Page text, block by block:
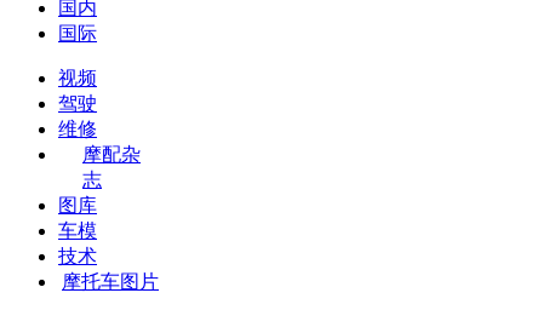
国内
国际
视频
驾驶
维修
摩配杂
志
图库
车模
技术
摩托车图片